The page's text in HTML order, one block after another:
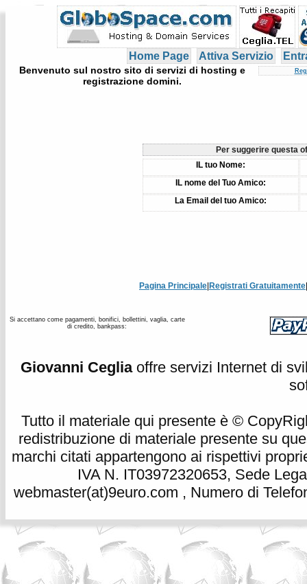
Home Page Attiva Servizio
Benvenuto sul nostro sito di servizi di hosting e
registrazione domini.
Per suggerire questa
IL tuo Nome:
IL nome del Tuo Amico:
La Email del tuo Amico:
Pagina Principale Registrati Gratuitamente
Si accettano come pagamenti, bonifici, bollettini, vaglia, carte
di credito, bankpass:
Giovanni Cegliaoffre servizi Internet di
Tutto il materiale qui presente è ©
redistribuzione di materiale presente su
marchi citati appartengono ai rispettivi
IVA N. IT03972320653, Sede
webmaster(at)9euro.com , Numero di